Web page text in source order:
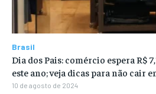
Brasil
Dia dos Pais: comércio espera R$
este ano; veja dicas para não cair
10 de agosto de 2024